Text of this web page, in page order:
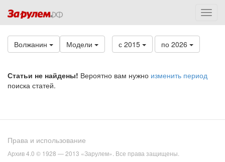
Волжанин Модели с 2015 по 2026
Статьи не найдены! Вероятно вам нужно изменить период
поиска статей.
Права и использование
Архив 4.0 © 1928 — 2013 «Зарулем». Все права защищены.